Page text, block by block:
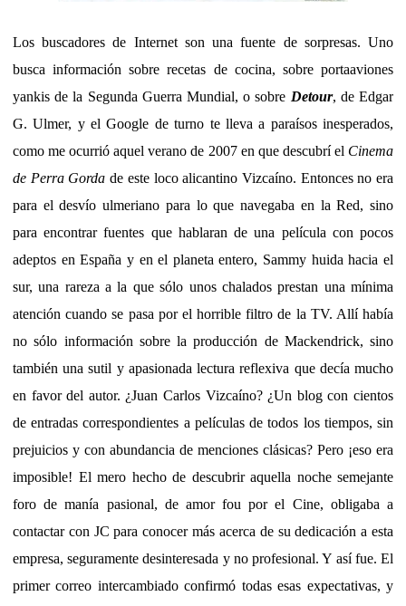
Los buscadores de Internet son una fuente de sorpresas. Uno
busca información sobre recetas de cocina, sobre portaaviones
yankis de la Segunda Guerra Mundial, o sobre Detour, de Edgar
G. Ulmer, y el Google de turno te lleva a paraísos inesperados,
como me ocurrió aquel verano de 2007 en que descubrí el Cinema
de Perra Gorda de este loco alicantino Vizcaíno. Entonces no era
para el desvío ulmeriano para lo que navegaba en la Red, sino
para encontrar fuentes que hablaran de una película con pocos
adeptos en España y en el planeta entero, Sammy huida hacia el
sur, una rareza a la que sólo unos chalados prestan una mínima
atención cuando se pasa por el horrible filtro de la TV. Allí había
no sólo información sobre la producción de Mackendrick, sino
también una sutil y apasionada lectura reflexiva que decía mucho
en favor del autor. ¿Juan Carlos Vizcaíno? ¿Un blog con cientos
de entradas correspondientes a películas de todos los tiempos, sin
prejuicios y con abundancia de menciones clásicas? Pero ¡eso era
imposible! El mero hecho de descubrir aquella noche semejante
foro de manía pasional, de amor fou por el Cine, obligaba a
contactar con JC para conocer más acerca de su dedicación a esta
empresa, seguramente desinteresada y no profesional. Y así fue. El
primer correo intercambiado confirmó todas esas expectativas, y